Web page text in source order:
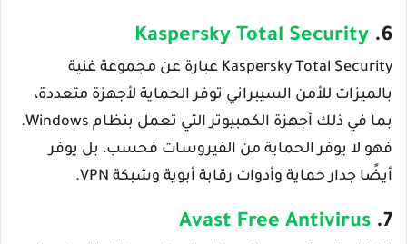
6.
Kaspersky Total Security
Kaspersky Total Security عبارة عن مجموعة غنية
بالميزات للأمن السيبراني توفر الحماية لأجهزة متعددة،
بما في ذلك أجهزة الكمبيوتر التي تعمل بنظام Windows.
فهو لا يوفر الحماية من الفيروسات فحسب، بل يوفر
أيضًا جدار حماية وأدوات رقابة أبوية وشبكة VPN.
7.
Avast Free Antivirus